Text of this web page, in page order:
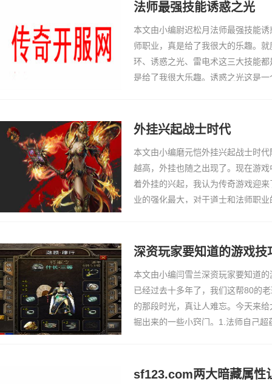
法师最强技能诱惑之光
本文由小编尉迟松月法师最强技能
师职业，真是给了我很大的乐趣。
环、诱惑之光、雷电术这三大技能
是给了我很大乐趣。诱惑之光这是
外挂兴起战士时代
本文由小编磨元恺外挂兴起战士时
越高，外挂也随之出现了。现在游
着外挂的兴起，我认为传奇游戏迎
业的强化最大，对于道士和法师职
深资玩家要知道的游戏技
本文由小编闫雪兰深资玩家要知道
已经过去十多年了，我们这帮80的
的那段时光，真让人难忘。今天来
掘出来的一些小窍门。1.法师自己
sf123.com两大暗藏属性